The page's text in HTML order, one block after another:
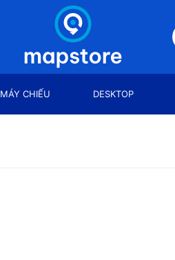
MÁY CHIẾU DESKTOP